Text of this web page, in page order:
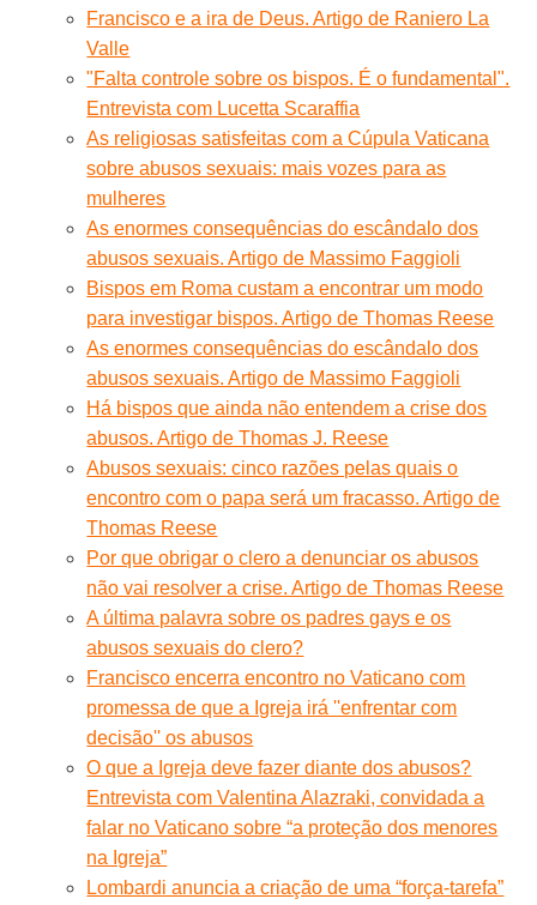
Francisco e a ira de Deus. Artigo de Raniero La
Valle
"Falta controle sobre os bispos. É o fundamental".
Entrevista com Lucetta Scaraffia
As religiosas satisfeitas com a Cúpula Vaticana
sobre abusos sexuais: mais vozes para as
mulheres
As enormes consequências do escândalo dos
abusos sexuais. Artigo de Massimo Faggioli
Bispos em Roma custam a encontrar um modo
para investigar bispos. Artigo de Thomas Reese
As enormes consequências do escândalo dos
abusos sexuais. Artigo de Massimo Faggioli
Há bispos que ainda não entendem a crise dos
abusos. Artigo de Thomas J. Reese
Abusos sexuais: cinco razões pelas quais o
encontro com o papa será um fracasso. Artigo de
Thomas Reese
Por que obrigar o clero a denunciar os abusos
não vai resolver a crise. Artigo de Thomas Reese
A última palavra sobre os padres gays e os
abusos sexuais do clero?
Francisco encerra encontro no Vaticano com
promessa de que a Igreja irá ''enfrentar com
decisão'' os abusos
O que a Igreja deve fazer diante dos abusos?
Entrevista com Valentina Alazraki, convidada a
falar no Vaticano sobre “a proteção dos menores
na Igreja”
Lombardi anuncia a criação de uma “força-tarefa”